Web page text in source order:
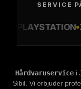
SERVICE
XBOX
Hårdvaruservicei
Sibil. Vi erbjuder